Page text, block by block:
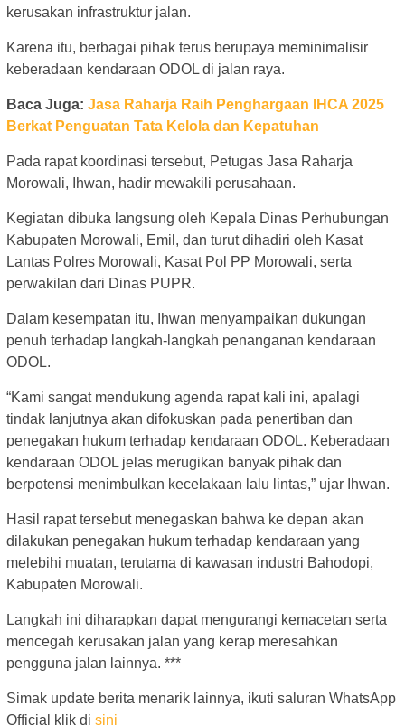
kerusakan infrastruktur jalan.
Karena itu, berbagai pihak terus berupaya meminimalisir
keberadaan kendaraan ODOL di jalan raya.
Baca Juga: Jasa Raharja Raih Penghargaan IHCA 2025
Berkat Penguatan Tata Kelola dan Kepatuhan
Pada rapat koordinasi tersebut, Petugas Jasa Raharja
Morowali, Ihwan, hadir mewakili perusahaan.
Kegiatan dibuka langsung oleh Kepala Dinas Perhubungan
Kabupaten Morowali, Emil, dan turut dihadiri oleh Kasat
Lantas Polres Morowali, Kasat Pol PP Morowali, serta
perwakilan dari Dinas PUPR.
Dalam kesempatan itu, Ihwan menyampaikan dukungan
penuh terhadap langkah-langkah penanganan kendaraan
ODOL.
“Kami sangat mendukung agenda rapat kali ini, apalagi
tindak lanjutnya akan difokuskan pada penertiban dan
penegakan hukum terhadap kendaraan ODOL. Keberadaan
kendaraan ODOL jelas merugikan banyak pihak dan
berpotensi menimbulkan kecelakaan lalu lintas,” ujar Ihwan.
Hasil rapat tersebut menegaskan bahwa ke depan akan
dilakukan penegakan hukum terhadap kendaraan yang
melebihi muatan, terutama di kawasan industri Bahodopi,
Kabupaten Morowali.
Langkah ini diharapkan dapat mengurangi kemacetan serta
mencegah kerusakan jalan yang kerap meresahkan
pengguna jalan lainnya. ***
Simak update berita menarik lainnya, ikuti saluran WhatsApp
Official klik di sini